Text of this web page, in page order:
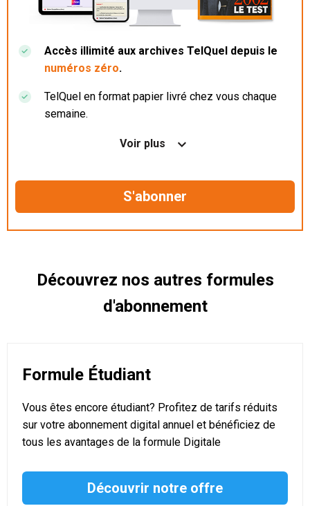
Accès illimité aux archives TelQuel depuis le
numéros zéro.
TelQuel en format papier livré chez vous chaque
semaine.
Nos articles en illimité sur ordinateur, tablette et
Le magazine TelQuel en numérique avant la sortie
Des informations confidentielles résérvées aux
Voir plus
Découvrez nos autres formules
d'abonnement
Formule Étudiant
Vous êtes encore étudiant? Profitez de tarifs réduits
sur votre abonnement digital annuel et bénéficiez de
tous les avantages de la formule Digitale
Découvrir notre offre